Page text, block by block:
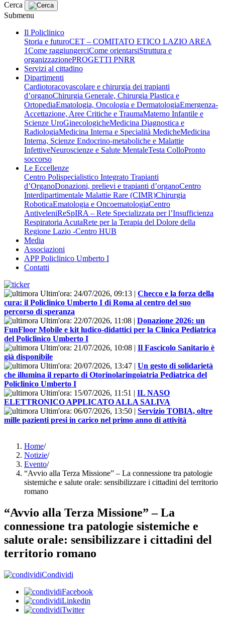
Cerca
Submenu
Il Policlinico
Storia e futuroCET – COMITATO ETICO LAZIO AREA
1Come raggiungerciCome orientarsiStruttura e
organizzazionePROGETTI PNRR
Servizi al cittadino
Dipartimenti
Cardiotoracovascolare e chirurgia dei trapianti
d’organoChirurgia Generale, Chirurgia Plastica e
OrtopediaEmatologia, Oncologia e DermatologiaEmergenza-
Accettazione, Aree Critiche e TraumaMaterno Infantile e
Scienze UroGinecologicheMedicina Diagnostica e
RadiologiaMedicina Interna e Specialità MedicheMedicina
Interna, Scienze Endocrino-metaboliche e Malattie
InfettiveNeuroscienze e Salute MentaleTesta ColloPronto
soccorso
Le Eccellenze
Centro Polispecialistico Integrato Trapianti
d’OrganoDonazioni, prelievi e trapianti d’organoCentro
Interdipartimentale Malattie Rare (CIMR)Chirurgia
RoboticaEmatologia e OncoematologiaCentro
AntiveleniReSpIRA – Rete Specializzata per l’Insufficienza
Respiratoria AcutaRete per la Terapia del Dolore della
Regione Lazio -Centro HUB
Media
Associazioni
APP Policlinico Umberto I
Contatti
Ultim'ora: 24/07/2026, 09:13 | Checco e la forza della
cura: il Policlinico Umberto I di Roma al centro del suo
percorso di speranza
Ultim'ora: 22/07/2026, 11:08 | Donazione 2026: un
FunFloor Mobile e kit ludico-didattici per la Clinica Pediatrica
del Policlinico Umberto I
Ultim'ora: 21/07/2026, 10:08 | Il Fascicolo Sanitario è
già disponibile
Ultim'ora: 20/07/2026, 13:47 | Un gesto di solidarietà
che illumina il reparto di Otorinolaringoiatria Pediatrica del
Policlinico Umberto I
Ultim'ora: 15/07/2026, 11:51 | IL NASO
ELETTRONICO APPLICATO ALLA SALIVA
Ultim'ora: 06/07/2026, 13:50 | Servizio TOBIA, oltre
mille pazienti presi in carico nel primo anno di attività
Home/
Notizie/
Evento/
“Avvio alla Terza Missione” – La connessione tra patologie
sistemiche e salute orale: sensibilizzare i cittadini del territorio
romano
“Avvio alla Terza Missione” – La
connessione tra patologie sistemiche e
salute orale: sensibilizzare i cittadini del
territorio romano
Condividi
Facebook
Linkedin
Twitter